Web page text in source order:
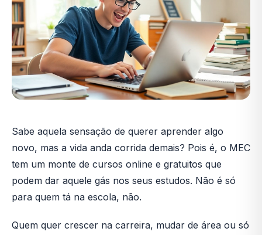
Sabe aquela sensação de querer aprender algo
novo, mas a vida anda corrida demais? Pois é, o MEC
tem um monte de cursos online e gratuitos que
podem dar aquele gás nos seus estudos. Não é só
para quem tá na escola, não.
Quem quer crescer na carreira, mudar de área ou só